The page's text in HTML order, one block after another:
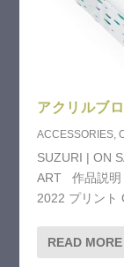
アクリルブ
ACCESSORIES,
SUZURI | ON
ART 作品説
2022 プリント
READ MORE